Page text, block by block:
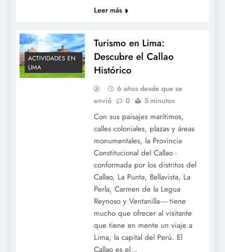
Leer más
ACTIVIDADES EN
LIMA
Turismo en Lima:
Descubre el Callao
Histórico
6 años desde que se
envió
0 5 minutos
Con sus paisajes marítimos,
calles coloniales, plazas y áreas
monumentales, la Provincia
Constitucional del Callao -
conformada por los distritos del
Callao, La Punta, Bellavista, La
Perla, Carmen de la Legua
Reynoso y Ventanilla― tiene
mucho que ofrecer al visitante
que tiene en mente un viaje a
Lima, la capital del Perú. El
Callao es el…